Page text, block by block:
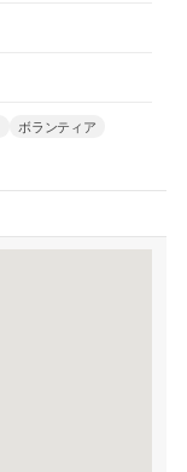
ボランティア